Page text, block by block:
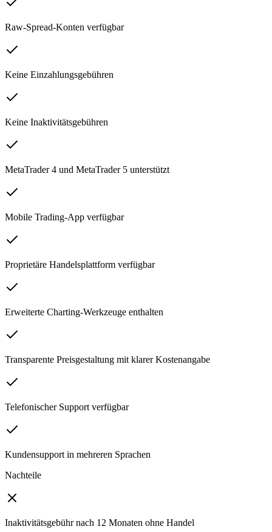
Raw-Spread-Konten verfügbar
Keine Einzahlungsgebühren
Keine Inaktivitätsgebühren
MetaTrader 4 und MetaTrader 5 unterstützt
Mobile Trading-App verfügbar
Proprietäre Handelsplattform verfügbar
Erweiterte Charting-Werkzeuge enthalten
Transparente Preisgestaltung mit klarer Kostenangabe
Telefonischer Support verfügbar
Kundensupport in mehreren Sprachen
Nachteile
Inaktivitätsgebühr nach 12 Monaten ohne Handel